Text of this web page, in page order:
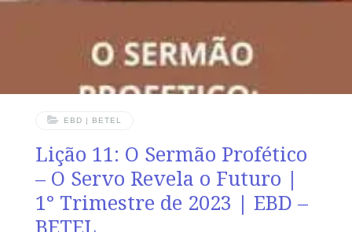
EBD | BETEL
Lição 11: O Sermão Profético
– O Servo Revela o Futuro |
1° Trimestre de 2023 | EBD –